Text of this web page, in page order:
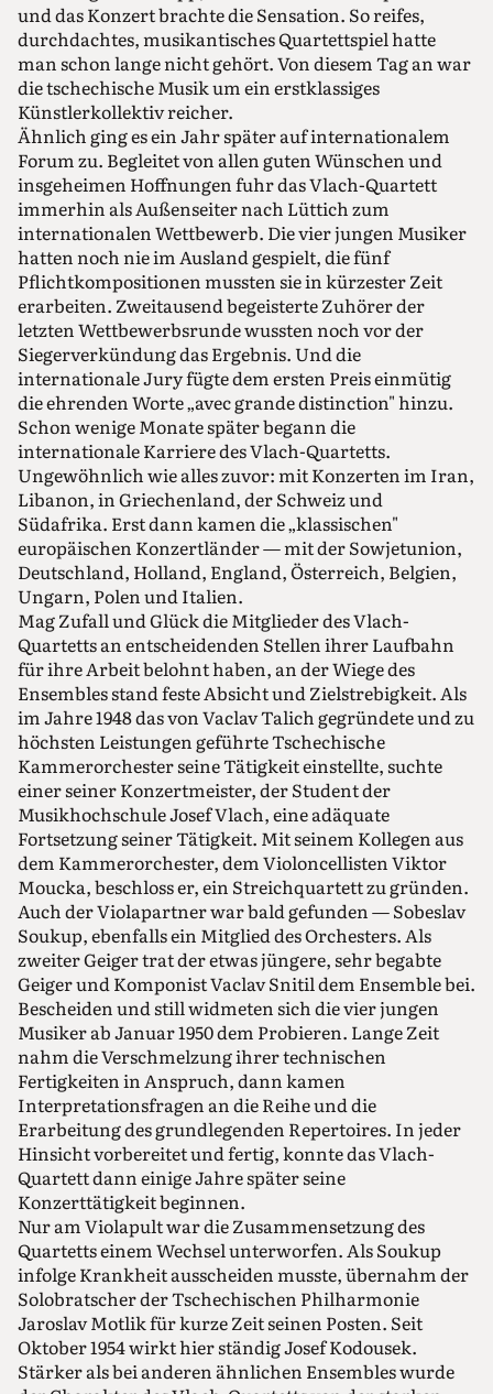
und das Konzert brachte die Sensation. So reifes,
durchdachtes, musikantisches Quartettspiel hatte
man schon lange nicht gehört. Von diesem Tag an war
die tschechische Musik um ein erstklassiges
Künstlerkollektiv reicher.
Ähnlich ging es ein Jahr später auf internationalem
Forum zu. Begleitet von allen guten Wünschen und
insgeheimen Hoffnungen fuhr das Vlach-Quartett
immerhin als Außenseiter nach Lüttich zum
internationalen Wettbewerb. Die vier jungen Musiker
hatten noch nie im Ausland gespielt, die fünf
Pflichtkompositionen mussten sie in kürzester Zeit
erarbeiten. Zweitausend begeisterte Zuhörer der
letzten Wettbewerbsrunde wussten noch vor der
Siegerverkündung das Ergebnis. Und die
internationale Jury fügte dem ersten Preis einmütig
die ehrenden Worte „avec grande distinction" hinzu.
Schon wenige Monate später begann die
internationale Karriere des Vlach-Quartetts.
Ungewöhnlich wie alles zuvor: mit Konzerten im Iran,
Libanon, in Griechenland, der Schweiz und
Südafrika. Erst dann kamen die „klassischen"
europäischen Konzertländer — mit der Sowjetunion,
Deutschland, Holland, England, Österreich, Belgien,
Ungarn, Polen und Italien.
Mag Zufall und Glück die Mitglieder des Vlach-
Quartetts an entscheidenden Stellen ihrer Laufbahn
für ihre Arbeit belohnt haben, an der Wiege des
Ensembles stand feste Absicht und Zielstrebigkeit. Als
im Jahre 1948 das von Vaclav Talich gegründete und zu
höchsten Leistungen geführte Tschechische
Kammerorchester seine Tätigkeit einstellte, suchte
einer seiner Konzertmeister, der Student der
Musikhochschule Josef Vlach, eine adäquate
Fortsetzung seiner Tätigkeit. Mit seinem Kollegen aus
dem Kammerorchester, dem Violoncellisten Viktor
Moucka, beschloss er, ein Streichquartett zu gründen.
Auch der Violapartner war bald gefunden — Sobeslav
Soukup, ebenfalls ein Mitglied des Orchesters. Als
zweiter Geiger trat der etwas jüngere, sehr begabte
Geiger und Komponist Vaclav Snitil dem Ensemble bei.
Bescheiden und still widmeten sich die vier jungen
Musiker ab Januar 1950 dem Probieren. Lange Zeit
nahm die Verschmelzung ihrer technischen
Fertigkeiten in Anspruch, dann kamen
Interpretationsfragen an die Reihe und die
Erarbeitung des grundlegenden Repertoires. In jeder
Hinsicht vorbereitet und fertig, konnte das Vlach-
Quartett dann einige Jahre später seine
Konzerttätigkeit beginnen.
Nur am Violapult war die Zusammensetzung des
Quartetts einem Wechsel unterworfen. Als Soukup
infolge Krankheit ausscheiden musste, übernahm der
Solobratscher der Tschechischen Philharmonie
Jaroslav Motlik für kurze Zeit seinen Posten. Seit
Oktober 1954 wirkt hier ständig Josef Kodousek.
Stärker als bei anderen ähnlichen Ensembles wurde